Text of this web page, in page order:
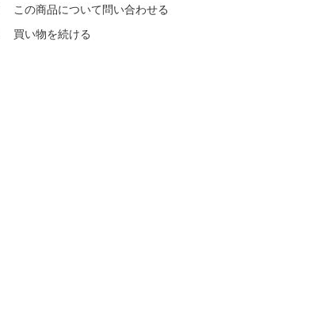
この商品について問い合わせる
買い物を続ける